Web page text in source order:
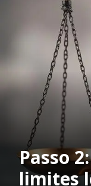
Passo
limites